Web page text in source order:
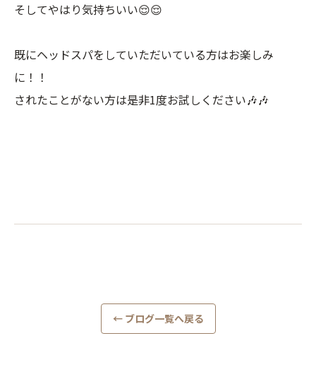
そしてやはり気持ちいい😌😌
既にヘッドスパをしていただいている方はお楽しみ
に！！
されたことがない方は是非1度お試しください🎶🎶
← ブログ一覧へ戻る